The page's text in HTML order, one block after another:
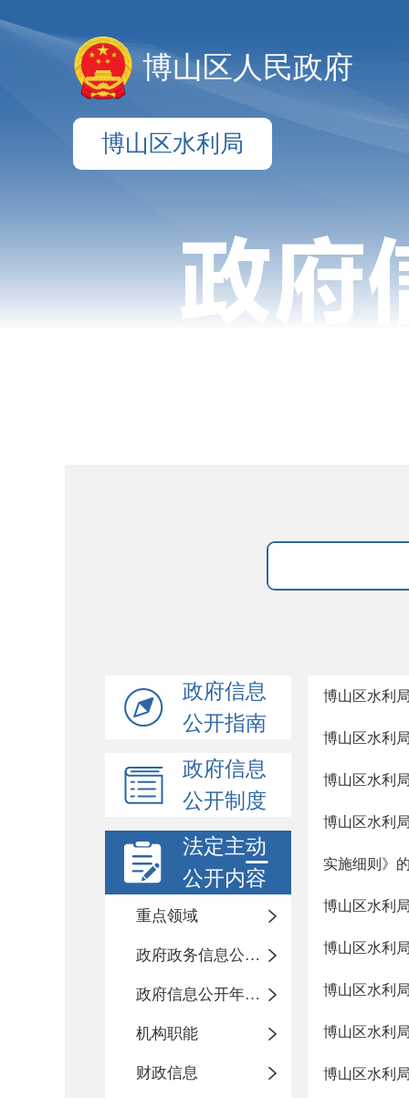
博山区人民政府
博山区水利局
政府信息
公开指南
政府信息
公开制度
法定主动
公开内容
重点领域
政府政务信息公开目录
政府信息公开年度报告
机构职能
财政信息
博山区水利
博山区水利
博山区水利
博山区水利
实施细则》
博山区水利
博山区水利
博山区水利
博山区水利
博山区水利